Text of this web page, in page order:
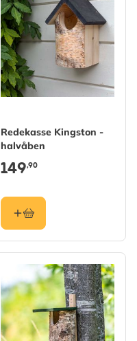
Redekasse Kingston -
halvåben
149,90